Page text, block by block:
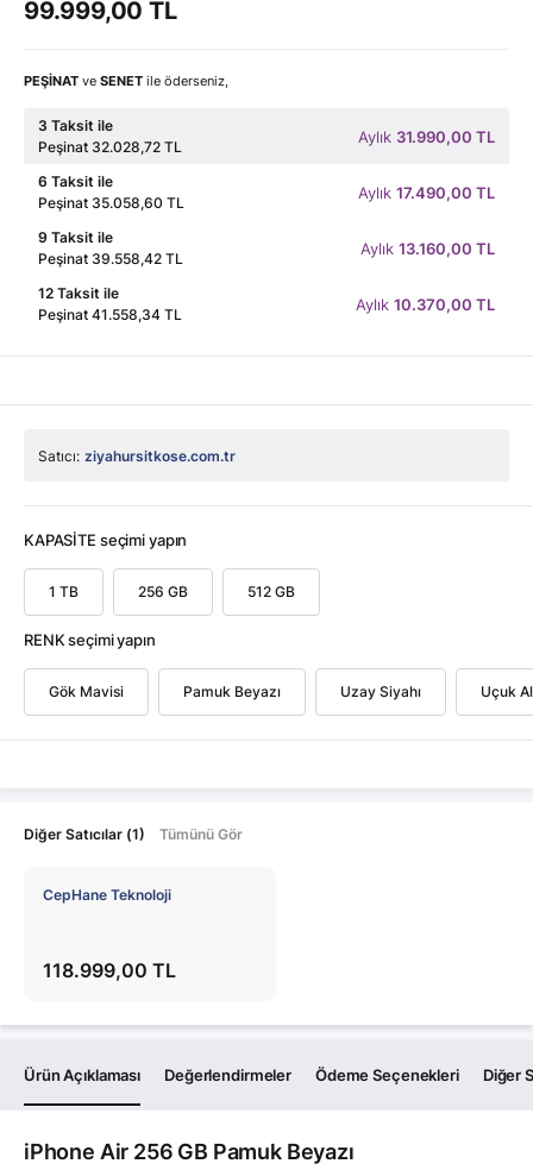
99.999,00 TL
PEŞİNAT ve SENET ile öderseniz,
3 Taksit ile
Peşinat 32.028,72 TL
Aylık 31.990,00 TL
6 Taksit ile
Peşinat 35.058,60 TL
Aylık 17.490,00 TL
9 Taksit ile
Peşinat 39.558,42 TL
Aylık 13.160,00 TL
12 Taksit ile
Peşinat 41.558,34 TL
Aylık 10.370,00 TL
Satıcı: ziyahursitkose.com.tr
KAPASİTE seçimi yapın
1 TB 256 GB 512 GB
RENK seçimi yapın
Gök Mavisi Pamuk Beyazı Uzay Siyahı Uçuk
Diğer Satıcılar (1) Tümünü Gör
CepHane Teknoloji
118.999,00 TL
Ürün Açıklaması Değerlendirmeler Ödeme Seçenekleri Diğer
iPhone Air 256 GB Pamuk Beyazı